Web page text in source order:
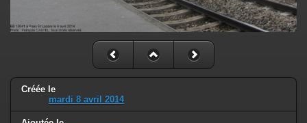
Créée le
mardi 8 avril 2014